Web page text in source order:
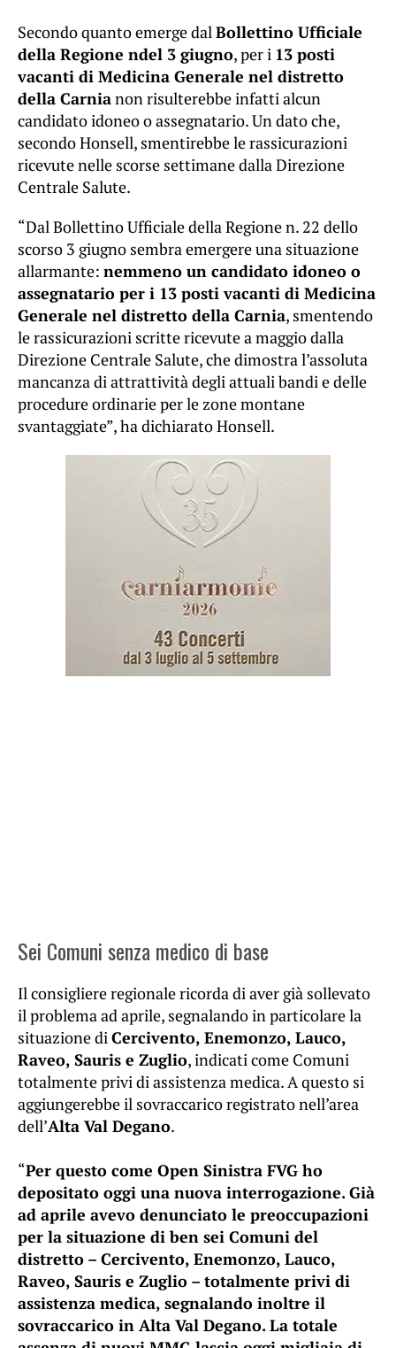
Secondo quanto emerge dalBollettino Ufficiale
della Regione ndel 3 giugno, per i 13 posti
vacanti di Medicina Generale nel distretto
della Carnianon risulterebbe infatti alcun
candidato idoneo o assegnatario. Un dato che,
secondo Honsell, smentirebbe le rassicurazioni
ricevute nelle scorse settimane dalla Direzione
Centrale Salute.
“Dal Bollettino Ufficiale della Regione n. 22 dello
scorso 3 giugno sembra emergere una situazione
allarmante: nemmeno un candidato idoneo o
assegnatario per i 13 posti vacanti di Medicina
Generale nel distretto della Carnia, smentendo
le rassicurazioni scritte ricevute a maggio dalla
Direzione Centrale Salute, che dimostra l’assoluta
mancanza di attrattività degli attuali bandi e delle
procedure ordinarie per le zone montane
svantaggiate”, ha dichiarato Honsell.
Sei Comuni senza medico di base
Il consigliere regionale ricorda di aver già sollevato
il problema ad aprile, segnalando in particolare la
situazione diCercivento, Enemonzo, Lauco,
Raveo, Sauris e Zuglio, indicati come Comuni
totalmente privi di assistenza medica. A questo si
aggiungerebbe il sovraccarico registrato nell’area
dell’Alta Val Degano.
“Per questo come Open Sinistra FVG ho
depositato oggi una nuova interrogazione. Già
ad aprile avevo denunciato le preoccupazioni
per la situazione di ben sei Comuni del
distretto – Cercivento, Enemonzo, Lauco,
Raveo, Sauris e Zuglio – totalmente privi di
assistenza medica, segnalando inoltre il
sovraccarico in Alta Val Degano. La totale